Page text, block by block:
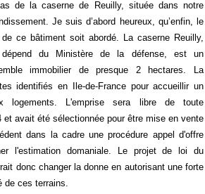
de la caserne de Reuilly, située dans notre
Je suis d’abord heureux, qu’enfin, le
ce bâtiment soit abordé. La caserne Reuilly,
du Ministère de la défense, est un
immobilier de presque 2 hectares. La
identifiés en Ile-de-France pour accueillir un
logements. L'emprise sera libre de toute
et avait été sélectionnée pour être mise en vente
dans la cadre une procédure appel d'offre
l'estimation domaniale. Le projet de loi du
donc changer la donne en autorisant une forte
de ces terrains.